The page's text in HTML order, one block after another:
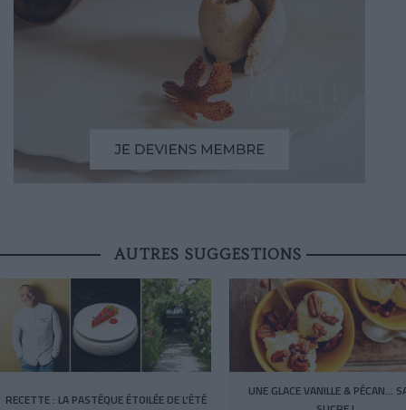
AUTRES SUGGESTIONS
RECETTE : LA PASTÈQUE ÉTOILÉE DE L’ÉTÉ
UNE GLACE VANILLE & PÉCAN…